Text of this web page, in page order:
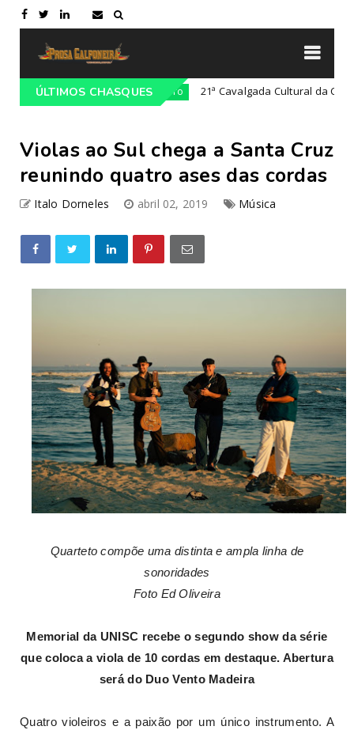
ÚLTIMOS CHASQUES
RS Campeiro 21ª Cavalgada Cultural da Costa Doce
Violas ao Sul chega a Santa Cruz
reunindo quatro ases das cordas
Italo Dorneles abril 02, 2019 Música
Quarteto compõe uma distinta e ampla linha de
sonoridades
Foto Ed Oliveira
Memorial da UNISC recebe o segundo show da série
que coloca a viola de 10 cordas em destaque. Abertura
será do Duo Vento Madeira
Quatro violeiros e a paixão por um único instrumento. A